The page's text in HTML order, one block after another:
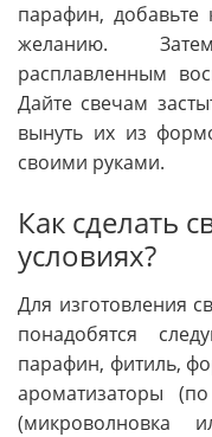
парафин, добавьте
желанию.
расплавленным
Дайте свечам
вынуть их из
своими руками.
Как сделать
условиях?
Для изготовления
понадобятся
парафин, фитиль,
ароматизаторы
(микроволновка